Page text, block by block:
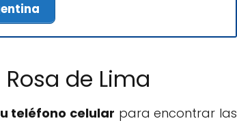
de Lima
teléfono celular para encontrar las